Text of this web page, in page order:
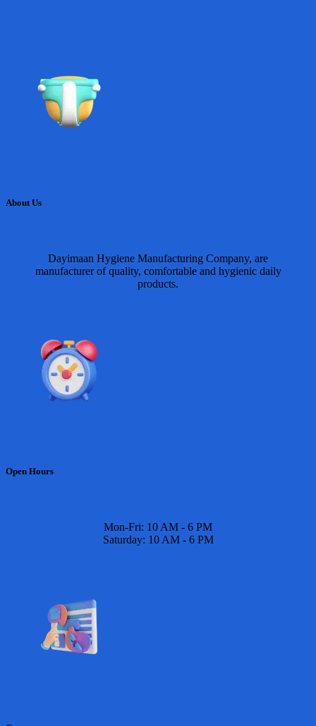
About Us
Dayimaan Hygiene Manufacturing Company, are
manufacturer of quality, comfortable and hygienic daily
products.
Open Hours
Mon-Fri: 10 AM - 6 PM
Saturday: 10 AM - 6 PM